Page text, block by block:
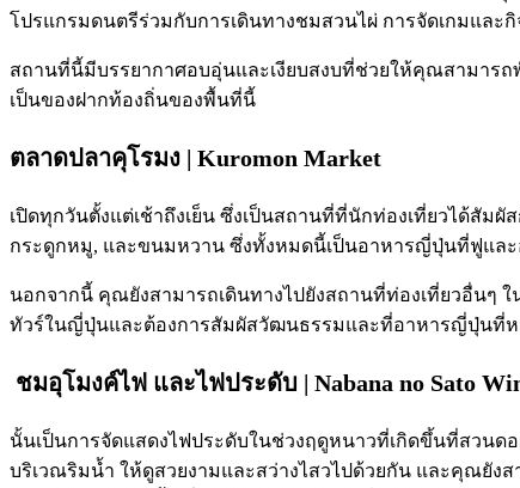
โปรแกรมดนตรีร่วมกับการเดินทางชมสวนไผ่ การจัดเกมและ
สถานที่นี้มีบรรยากาศอบอุ่นและเงียบสงบที่ช่วยให้คุณสามาร
เป็นของฝากท้องถิ่นของพื้นที่นี้
ตลาดปลาคุโรมง | Kuromon Market
เปิดทุกวันตั้งแต่เช้าถึงเย็น ซึ่งเป็นสถานที่ที่นักท่องเที่ยวได้สั
กระดูกหมู, และขนมหวาน ซึ่งทั้งหมดนี้เป็นอาหารญี่ปุ่นที่ฟูแล
นอกจากนี้ คุณยังสามารถเดินทางไปยังสถานที่ท่องเที่ยวอื่นๆ ใ
ทัวร์ในญี่ปุ่นและต้องการสัมผัสวัฒนธรรมและที่อาหารญี่ปุ่นที่ห
ชมอุโมงค์ไฟ และไฟประดับ | Nabana no Sato
นั้นเป็นการจัดแสดงไฟประดับในช่วงฤดูหนาวที่เกิดขึ้นที่สวนด
บริเวณริมน้ำ ให้ดูสวยงามและสว่างไสวไปด้วยกัน และคุณยัง